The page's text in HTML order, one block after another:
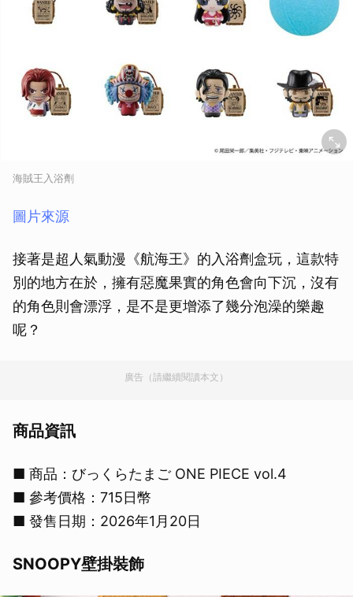
海賊王入浴劑
圖片來源
接著是超人氣動漫《航海王》的入浴劑盒玩，這款特
別的地方在於，擁有惡魔果實的角色會向下沉，沒有
的角色則會漂浮，是不是更增添了幾分泡澡的樂趣
呢？
廣告（請繼續閱讀本文）
商品資訊
■ 商品：びっくらたまご ONE PIECE vol.4
■ 參考價格：715日幣
■ 發售日期：2026年1月20日
SNOOPY壁掛裝飾